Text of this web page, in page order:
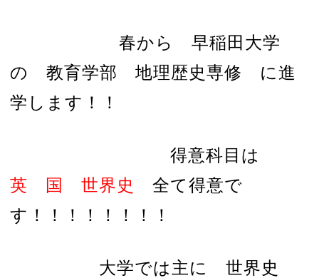
春から 早稲田大学
の 教育学部 地理歴史専修 に進
学します！！
得意科目は
英 国 世界史
全て得意で
す！！！！！！！！
大学では主に 世界史